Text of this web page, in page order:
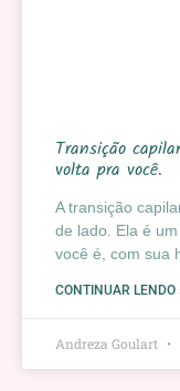
Transição
volta pra você.
A transição
de lado. Ela é
você é, com sua
CONTINUAR LENDO
Andreza Goulart